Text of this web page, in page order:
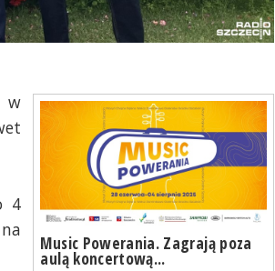
Music Powerania. Zagrają poza
aulą koncertową...
w
4